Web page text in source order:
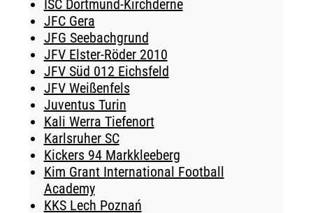
ISC Dortmund-Kirchderne
JFC Gera
JFG Seebachgrund
JFV Elster-Röder 2010
JFV Süd 012 Eichsfeld
JFV Weißenfels
Juventus Turin
Kali Werra Tiefenort
Karlsruher SC
Kickers 94 Markkleeberg
Kim Grant International Football
Academy
KKS Lech Poznań